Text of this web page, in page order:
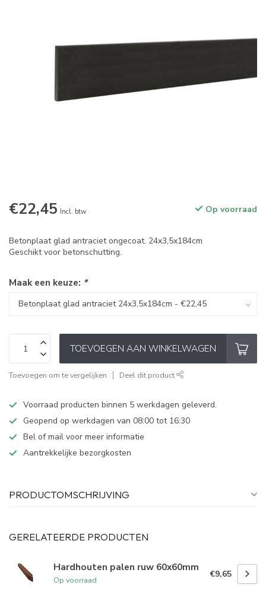
€22,45 Incl. btw Op voorraad
Betonplaat glad antraciet ongecoat. 24x3,5x184cm
Geschikt voor betonschutting.
Maak een keuze: *
TOEVOEGEN AAN WINKELWAGEN
Toevoegen om te vergelijken Deel dit product
Voorraad producten binnen 5 werkdagen geleverd.
Geopend op werkdagen van 08:00 tot 16:30
Bel of mail voor meer informatie
Aantrekkelijke bezorgkosten
PRODUCTOMSCHRIJVING
GERELATEERDE PRODUCTEN
Hardhouten palen ruw 60x60mm
Op voorraad
€9,65